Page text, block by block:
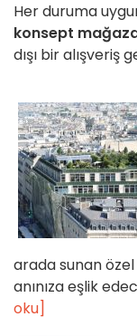
Her duruma
konsept
dışı bir alışveriş
arada sunan
anınıza eşlik
oku]